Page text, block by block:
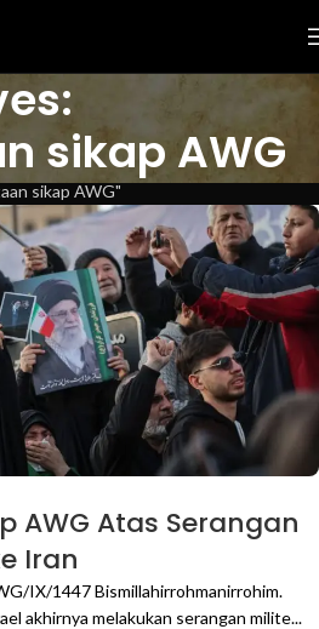
sikap AWG
sikap AWG"
AWG Atas Serangan
Iran
IX/1447 Bismillahirrohmanirrohim.
akhirnya melakukan serangan milite...